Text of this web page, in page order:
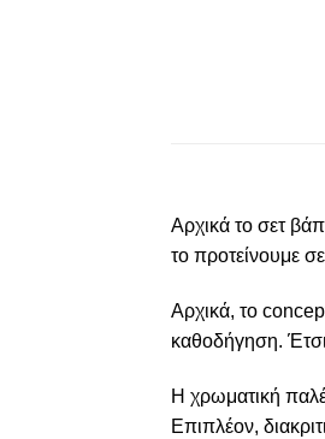
Αρχικά το σετ
το προτείνουμε
Αρχικά, το
καθοδήγηση.
Η χρωματική
Επιπλέον,